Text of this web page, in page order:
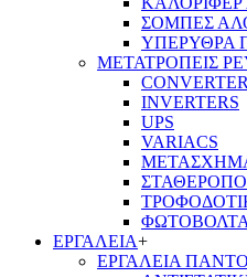
ΣΟΜΠΕΣ
ΥΠΕΡΥΘΡΑ
ΜΕΤΑΤΡΟΠΕΙΣ
INVERTERS
UPS
VARIACS
ΕΡΓΑΛΕΙΑ+
ΕΡΓΑΛΕΙΑ